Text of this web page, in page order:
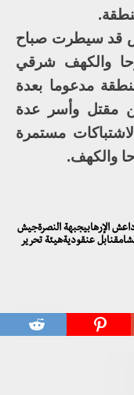
قد سيطرت صباح
والكهف شرقي
مدعوما بعدة
مقتل وأسر عدة
مستمرة
والكهف.
داعش الإرهابيجبهة النصرةجيش
عنقوديةهيئة تحرير